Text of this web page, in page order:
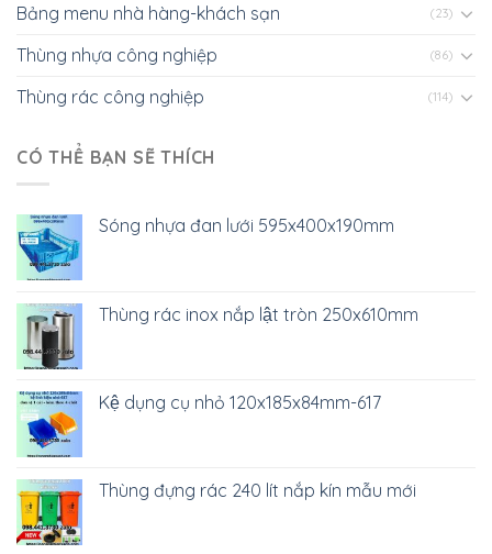
Bảng menu nhà hàng-khách sạn (23)
Thùng nhựa công nghiệp (86)
Thùng rác công nghiệp (114)
CÓ THỂ BẠN SẼ THÍCH
Sóng nhựa đan lưới 595x400x190mm
Thùng rác inox nắp lật tròn 250x610mm
Kệ dụng cụ nhỏ 120x185x84mm-617
Thùng đựng rác 240 lít nắp kín mẫu mới